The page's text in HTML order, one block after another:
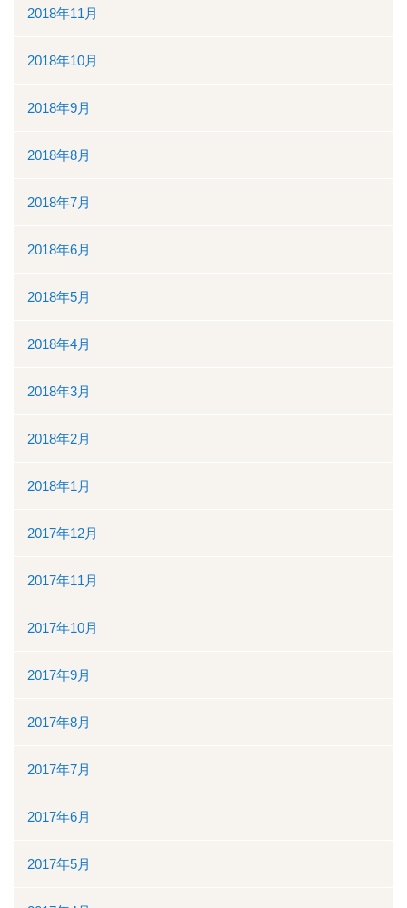
2018年11月
2018年10月
2018年9月
2018年8月
2018年7月
2018年6月
2018年5月
2018年4月
2018年3月
2018年2月
2018年1月
2017年12月
2017年11月
2017年10月
2017年9月
2017年8月
2017年7月
2017年6月
2017年5月